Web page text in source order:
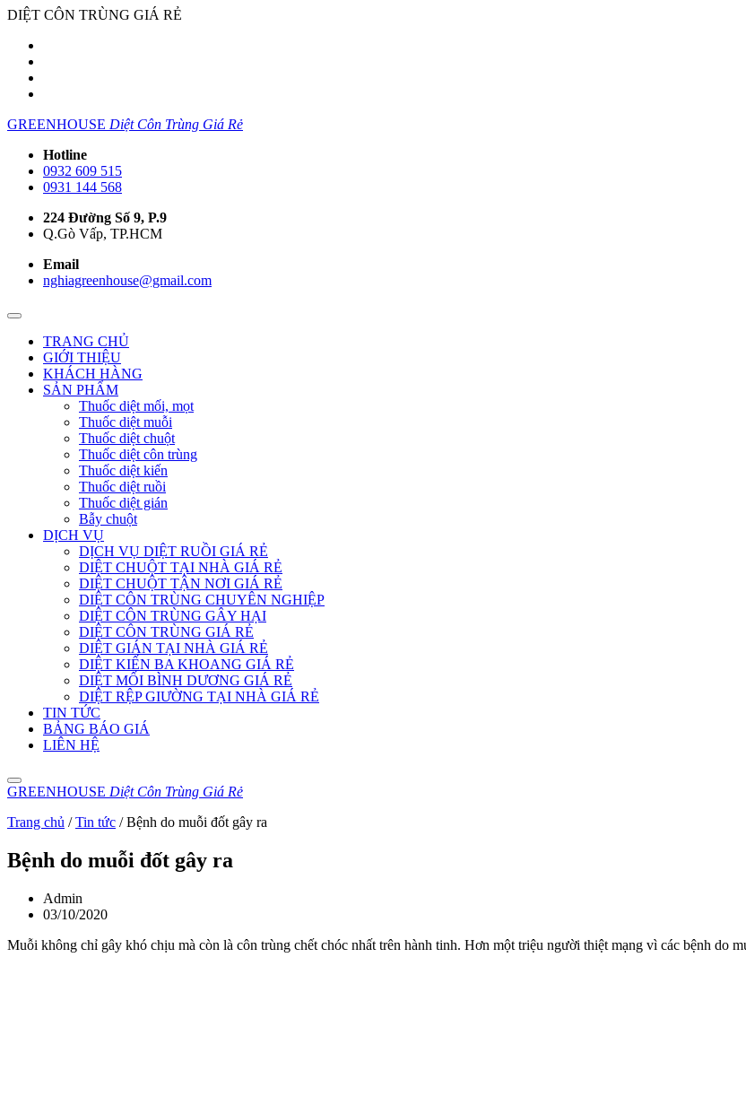
DIỆT CÔN TRÙNG GIÁ RẺ
GREENHOUSE Diệt Côn Trùng Giá Rẻ
Hotline
0932 609 515
0931 144 568
224 Đường Số 9, P.9
Q.Gò Vấp, TP.HCM
Email
nghiagreenhouse@gmail.com
TRANG CHỦ
GIỚI THIỆU
KHÁCH HÀNG
SẢN PHẨM
Thuốc diệt mối, mọt
Thuốc diệt muỗi
Thuốc diệt chuột
Thuốc diệt côn trùng
Thuốc diệt kiến
Thuốc diệt ruồi
Thuốc diệt gián
Bẫy chuột
DỊCH VỤ
DỊCH VỤ DIỆT RUỒI GIÁ RẺ
DIỆT CHUỘT TẠI NHÀ GIÁ RẺ
DIỆT CHUỘT TẬN NƠI GIÁ RẺ
DIỆT CÔN TRÙNG CHUYÊN NGHIỆP
DIỆT CÔN TRÙNG GÂY HẠI
DIỆT CÔN TRÙNG GIÁ RẺ
DIỆT GIÁN TẠI NHÀ GIÁ RẺ
DIỆT KIẾN BA KHOANG GIÁ RẺ
DIỆT MỐI BÌNH DƯƠNG GIÁ RẺ
DIỆT RỆP GIƯỜNG TẠI NHÀ GIÁ RẺ
TIN TỨC
BẢNG BÁO GIÁ
LIÊN HỆ
GREENHOUSE Diệt Côn Trùng Giá Rẻ
Trang chủ /Tin tức /Bệnh do muỗi đốt gây ra
Bệnh do muỗi đốt gây ra
Admin
03/10/2020
Muỗi không chỉ gây khó chịu mà còn là côn trùng chết chóc nhất trên hành tinh. Hơn một triệu người thiệt mạng vì các bệnh do